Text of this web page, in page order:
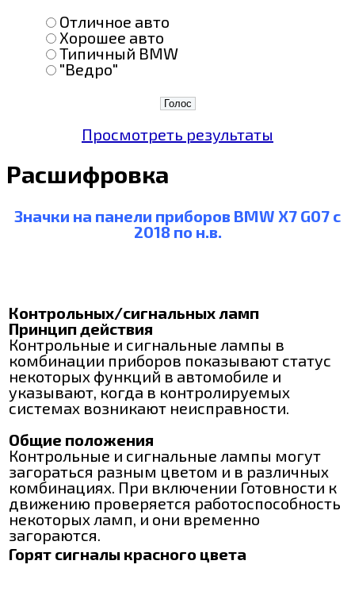
Отличное авто
Хорошее авто
Типичный BMW
"Ведро"
Просмотреть результаты
Расшифровка
Значки на панели приборов BMW X7 G07 с
2018 по н.в.
Контрольных/сигнальных ламп
Принцип действия
Контрольные и сигнальные лампы в
комбинации приборов показывают статус
некоторых функций в автомобиле и
указывают, когда в контролируемых
системах возникают неисправности.
Общие положения
Контрольные и сигнальные лампы могут
загораться разным цветом и в различных
комбинациях. При включении Готовности к
движению проверяется работоспособность
некоторых ламп, и они временно
загораются.
Горят сигналы красного цвета